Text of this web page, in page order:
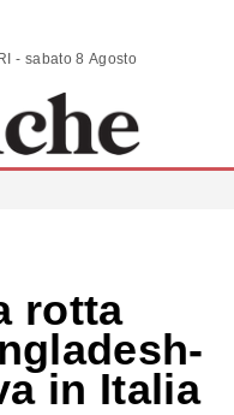
ANALISI | COMMENTI | SCENARI - sabato 8 Agosto 2026
rotta
in Italia